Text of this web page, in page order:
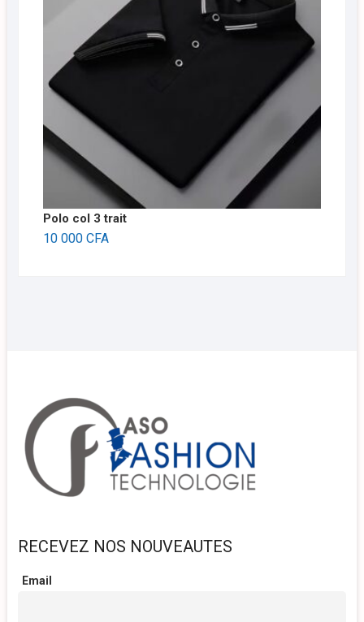
Polo col 3 trait
10 000 CFA
RECEVEZ NOS NOUVEAUTES
Email